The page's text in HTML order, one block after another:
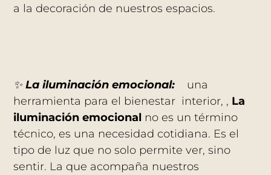
a la decoración de nuestros espacios.
✨La iluminación emocional: una
herramienta para el bienestar interior, , La
iluminación emocional no es un término
técnico, es una necesidad cotidiana. Es el
tipo de luz que no solo permite ver, sino
sentir. La que acompaña nuestros